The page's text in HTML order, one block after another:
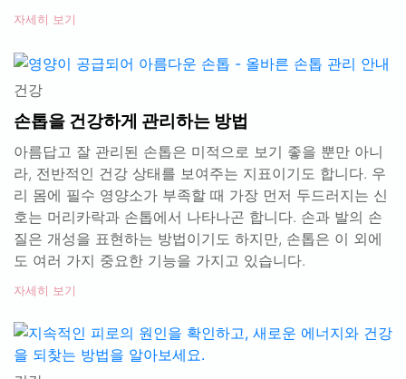
자세히 보기
건강
손톱을 건강하게 관리하는 방법
아름답고 잘 관리된 손톱은 미적으로 보기 좋을 뿐만 아니
라, 전반적인 건강 상태를 보여주는 지표이기도 합니다. 우
리 몸에 필수 영양소가 부족할 때 가장 먼저 두드러지는 신
호는 머리카락과 손톱에서 나타나곤 합니다. 손과 발의 손
질은 개성을 표현하는 방법이기도 하지만, 손톱은 이 외에
도 여러 가지 중요한 기능을 가지고 있습니다.
자세히 보기